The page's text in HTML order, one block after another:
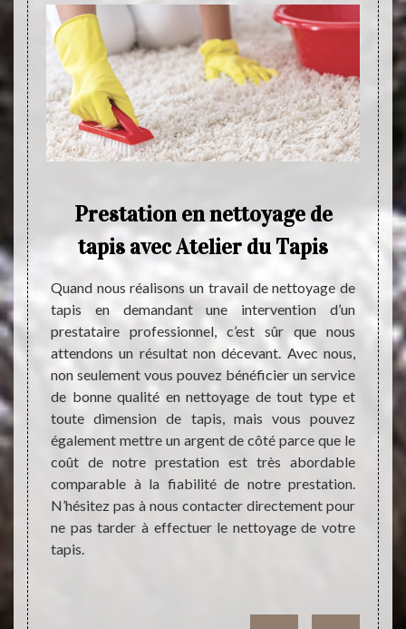
de
Mais
se
la
est
est
de
Prestation en nettoyage de
tapis avec Atelier du Tapis
Quand nous réalisons un travail de nettoyage de
tapis en demandant une intervention d’un
prestataire professionnel, c’est sûr que nous
attendons un résultat non décevant. Avec nous,
non seulement vous pouvez bénéficier un service
de bonne qualité en nettoyage de tout type et
toute dimension de tapis, mais vous pouvez
également mettre un argent de côté parce que le
coût de notre prestation est très abordable
comparable à la fiabilité de notre prestation.
N’hésitez pas à nous contacter directement pour
ne pas tarder à effectuer le nettoyage de votre
tapis.
Le
de la
un